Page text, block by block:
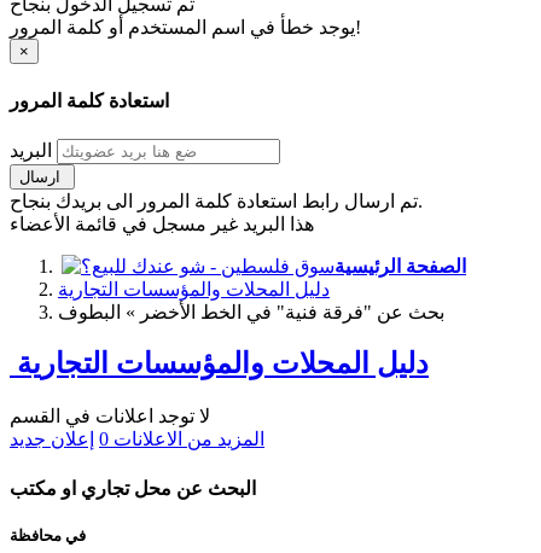
تم تسجيل الدخول بنجاح
يوجد خطأ في اسم المستخدم أو كلمة المرور!
×
استعادة كلمة المرور
البريد
تم ارسال رابط استعادة كلمة المرور الى بريدك بنجاح.
هذا البريد غير مسجل في قائمة الأعضاء
الصفحة الرئيسية
دليل المحلات والمؤسسات التجارية
بحث عن "فرقة فنية" في الخط الأخضر » البطوف
دليل المحلات والمؤسسات التجارية
لا توجد اعلانات في القسم
المزيد من الاعلانات 0 إعلان جديد
البحث عن محل تجاري او مكتب
في محافظة